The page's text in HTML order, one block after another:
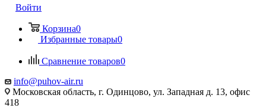
Войти
Корзина0
Избранные товары0
Сравнение товаров0
info@puhov-air.ru
Московская область, г. Одинцово, ул. Западная д. 13, офис
418